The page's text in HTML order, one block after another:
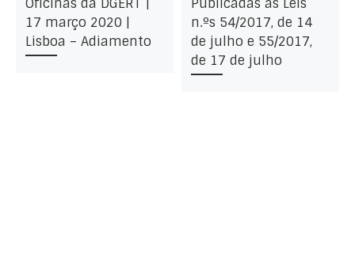
Oficinas da DGERT |
17 março 2020 |
Lisboa – Adiamento
Publicadas as Leis
n.ºs 54/2017, de 14
de julho e 55/2017,
de 17 de julho